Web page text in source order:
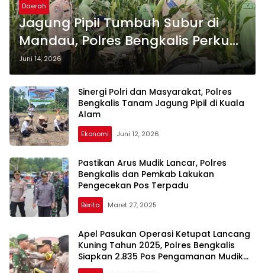
Daerah
Jagung Pipil Tumbuh Subur di
Mandau, Polres Bengkalis Perkuat
Swasembada Pangan
Juni 14, 2026
Sinergi Polri dan Masyarakat, Polres
Bengkalis Tanam Jagung Pipil di Kuala
Alam
Ekonomi Juni 12, 2026
Pastikan Arus Mudik Lancar, Polres
Bengkalis dan Pemkab Lakukan
Pengecekan Pos Terpadu
Berita Maret 27, 2025
Apel Pasukan Operasi Ketupat Lancang
Kuning Tahun 2025, Polres Bengkalis
Siapkan 2.835 Pos Pengamanan Mudik
dan Balik Lebaran